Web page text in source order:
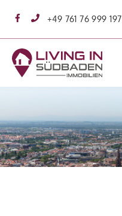
+49 761 76 999 197